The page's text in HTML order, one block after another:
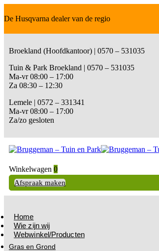
De Husqvarna dealer van de regio
Broekland (Hoofdkantoor) | 0570 – 531035
Tuin & Park Broekland | 0570 – 531035
Ma-vr 08:00 – 17:00
Za 08:30 – 12:30
Lemele | 0572 – 331341
Ma-vr 08:00 – 17:00
Za/zo gesloten
Winkelwagen 0
Afspraak maken
Home
Wie zijn wij
Webwinkel/Producten
Gras en Grond